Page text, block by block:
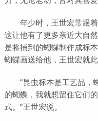
年少时，王世宏常跟着
这让他有了更多亲近大自
是将捕到的蝴蝶制作成标
蝴蝶画送给他，王世宏就此
“昆虫标本是工艺品，
的蝴蝶，我就想留住它们
式。”王世宏说。